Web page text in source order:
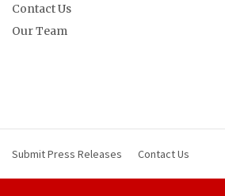
Contact Us
Our Team
Submit Press Releases Contact Us